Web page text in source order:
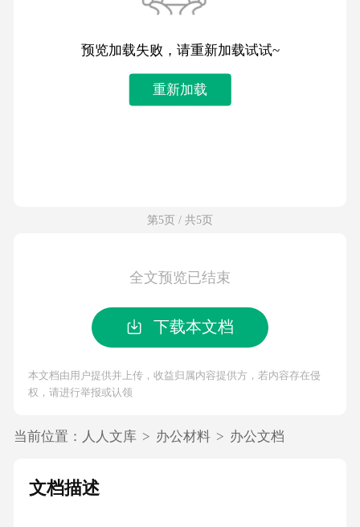
预览加载失败，请重新加载试试~
重新加载
第5页 / 共5页
全文预览已结束
下载本文档
本文档由用户提供并上传，收益归属内容提供方，若内容存在侵
权，请进行举报或认领
当前位置： 人人文库 > 办公材料 > 办公文档
文档描述